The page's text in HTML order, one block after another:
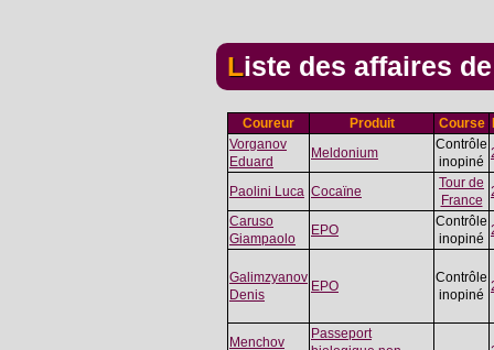
Liste des affaires
Coureur Produit Course
Vorganov
Eduard
Meldonium
Contrôle
inopiné
Paolini Luca Cocaïne
Tour de
France
Caruso
Giampaolo
EPO
Contrôle
inopiné
Galimzyanov
Denis
EPO
Contrôle
inopiné
Menchov
Passeport